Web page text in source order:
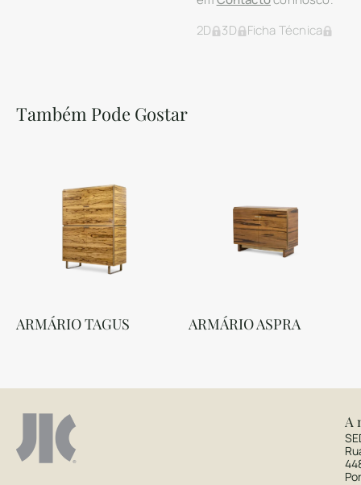
2D
3D Ficha Técnica
Também Pode Gostar
ARMÁRIO TAGUS ARMÁRIO ASPRA
A